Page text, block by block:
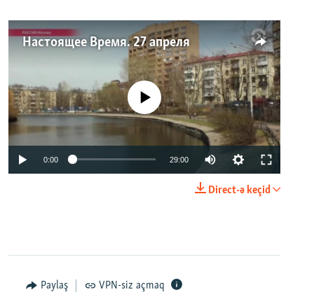
Настоящее Время. 27 апреля
No media source currently available
0:00 29:00
Direct-ə keçid
Paylaş VPN-siz açmaq